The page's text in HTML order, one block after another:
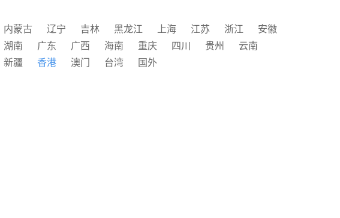
内蒙古 辽宁 吉林 黑龙江 上海 江苏 浙江
安徽
湖南 广东 广西 海南 重庆 四川 贵州
云南
新疆 香港 澳门 台湾 国外